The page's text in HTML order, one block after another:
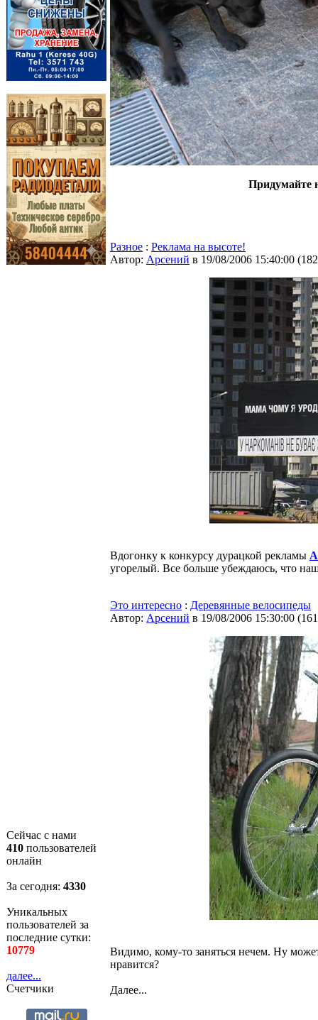
Сейчас с нами
410 пользователей
онлайн
За сегодня: 4330
Уникальных
пользователей за
последние сутки:
10779
далее...
Счетчики
Придумайте
Разное : Реклама на высоте!
Автор: Арсений в 19/08/2006 15:40:00 (
Вдогонку к конкурсу дурацкой рекламы
угорелый. Все больше убеждаюсь, что
Это интересно : Деревянные велосипеды
Автор: Арсений в 19/08/2006 15:30:00 (
Видимо, кому-то заняться нечем. Ну
нравится?
Далее...